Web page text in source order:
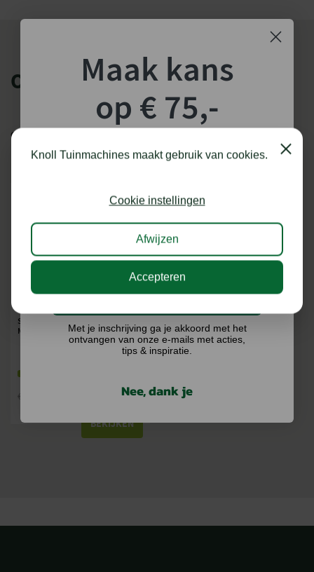
OOK HANDIG
Categorie
STIHL MULTICLEAN SPRAY (500
ML)
€
BEKIJKEN
Knoll Tuinmachines maakt gebruik van cookies. Close
Cookie instellingen
Afwijzen
Accepteren
Maak kans
op € 75,-
shoptegoed!
kans op €75,- te besteden op onze webshop.
Ik doe graag mee!
Met je inschrijving ga je akkoord met het
ontvangen van onze e-mails met acties,
tips & inspiratie.
Nee, dank je